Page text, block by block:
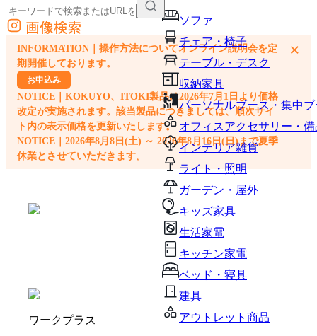
ソファ
チェア・椅子
テーブル・デスク
収納家具
パーソナルブース・集中
オフィスアクセサリー・備
インテリア雑貨
ライト・照明
ガーデン・屋外
キッズ家具
生活家電
キッチン家電
ベッド・寝具
建具
アウトレット商品
外部サイトの商品をカートに追加
他のサイトで見つけた商品ページのURLを貼り付けて、カートに追加できます
画像検索
INFORMATION｜操作方法についてオンライン説明会を定
期開催しております。
お申込み
NOTICE｜KOKUYO、ITOKI製品は2026年7月1日より価格
改定が実施されます。該当製品につきましては、順次サイ
ト内の表示価格を更新いたします。
NOTICE｜2026年8月8日(土) ～ 2026年8月16日(日)まで夏季
休業とさせていただきます。
×
ワークプラス